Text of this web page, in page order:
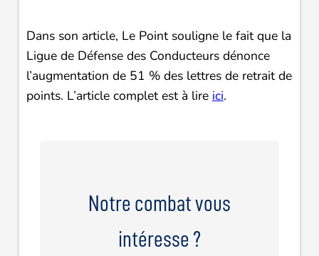
Dans son article, Le Point souligne le fait que la
Ligue de Défense des Conducteurs dénonce
l’augmentation de 51 % des lettres de retrait de
points. L’article complet est à lire ici.
Notre combat vous
intéresse ?